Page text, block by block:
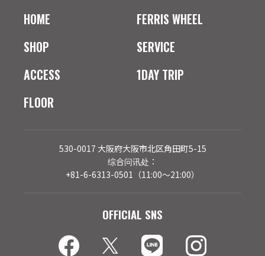
HOME
SHOP
ACCESS
FLOOR
FERRIS WHEEL
SERVICE
1DAY TRIP
530-0017 大阪府大阪市北区角田町5-15
综合问讯处：
+81-6-6313-0501（11:00～21:00）
OFFICIAL SNS